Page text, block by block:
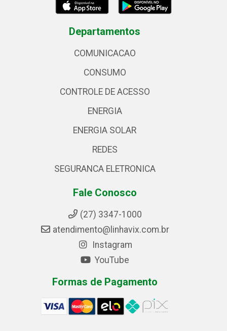
Departamentos
COMUNICACAO
CONSUMO
CONTROLE DE ACESSO
ENERGIA
ENERGIA SOLAR
REDES
SEGURANCA ELETRONICA
Fale Conosco
(27) 3347-1000
atendimento@linhavix.com.br
Instagram
YouTube
Formas de Pagamento